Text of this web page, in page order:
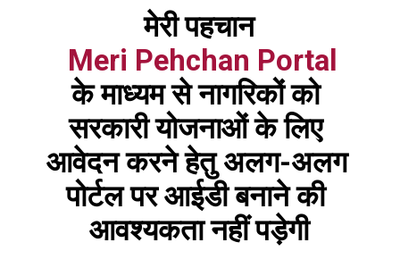
मेरी पहचान
Meri Pehchan Portal
के माध्यम से नागरिकों को
सरकारी योजनाओं के लिए
आवेदन करने हेतु अलग-अलग
पोर्टल पर आईडी बनाने की
आवश्यकता नहीं पड़ेगी